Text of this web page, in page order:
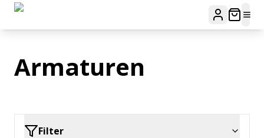
Armaturen
Filter